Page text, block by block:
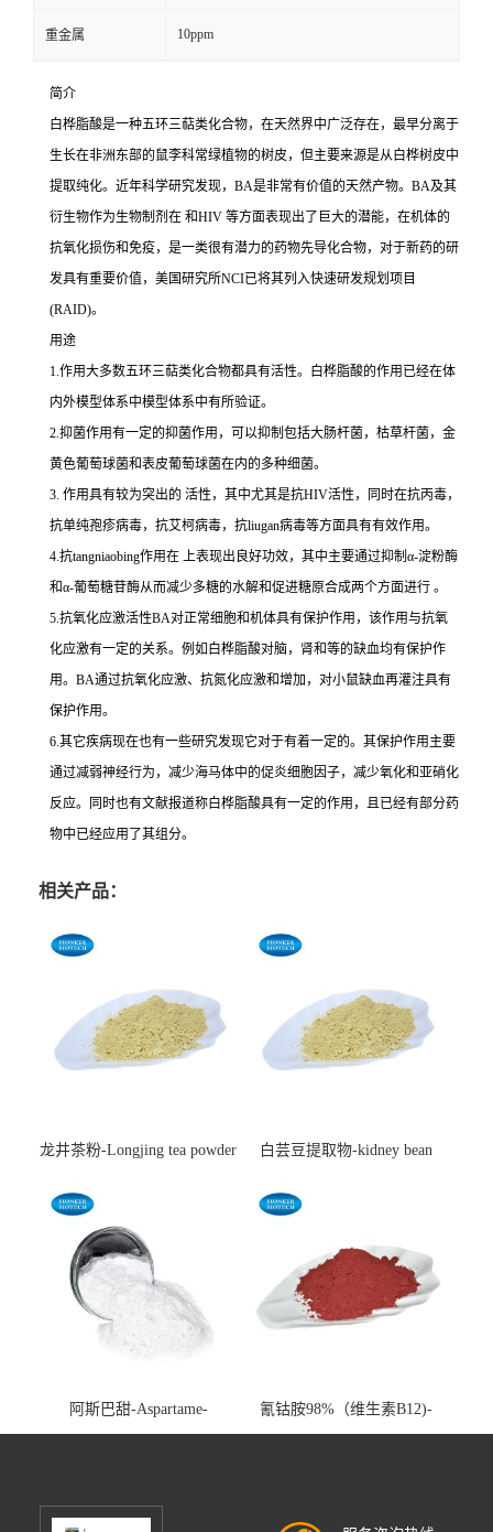
重金属 10ppm
简介
白桦脂酸是一种五环三萜类化合物，在天然界中广泛存在，最早分离于
生长在非洲东部的鼠李科常绿植物的树皮，但主要来源是从白桦树皮中
提取纯化。近年科学研究发现，BA是非常有价值的天然产物。BA及其
衍生物作为生物制剂在 和HIV 等方面表现出了巨大的潜能，在机体的
抗氧化损伤和免疫，是一类很有潜力的药物先导化合物，对于新药的研
发具有重要价值，美国研究所NCI已将其列入快速研发规划项目
(RAID)。
用途
1.作用大多数五环三萜类化合物都具有活性。白桦脂酸的作用已经在体
内外模型体系中模型体系中有所验证。
2.抑菌作用有一定的抑菌作用，可以抑制包括大肠杆菌，枯草杆菌，金
黄色葡萄球菌和表皮葡萄球菌在内的多种细菌。
3. 作用具有较为突出的 活性，其中尤其是抗HIV活性，同时在抗丙毒，
抗单纯孢疹病毒，抗艾柯病毒，抗liugan病毒等方面具有有效作用。
4.抗tangniaobing作用在 上表现出良好功效，其中主要通过抑制α-淀粉酶
和α-葡萄糖苷酶从而减少多糖的水解和促进糖原合成两个方面进行 。
5.抗氧化应激活性BA对正常细胞和机体具有保护作用，该作用与抗氧
化应激有一定的关系。例如白桦脂酸对脑，肾和等的缺血均有保护作
用。BA通过抗氧化应激、抗氮化应激和增加，对小鼠缺血再灌注具有
保护作用。
6.其它疾病现在也有一些研究发现它对于有着一定的。其保护作用主要
通过减弱神经行为，减少海马体中的促炎细胞因子，减少氧化和亚硝化
反应。同时也有文献报道称白桦脂酸具有一定的作用，且已经有部分药
物中已经应用了其组分。
相关产品：
龙井茶粉-Longjing tea powder
白芸豆提取物-kidney bean
阿斯巴甜-Aspartame-
cas:22839-47-0
氰钴胺98%（维生素B12)-
Vitamin B12-cas:68-19-9